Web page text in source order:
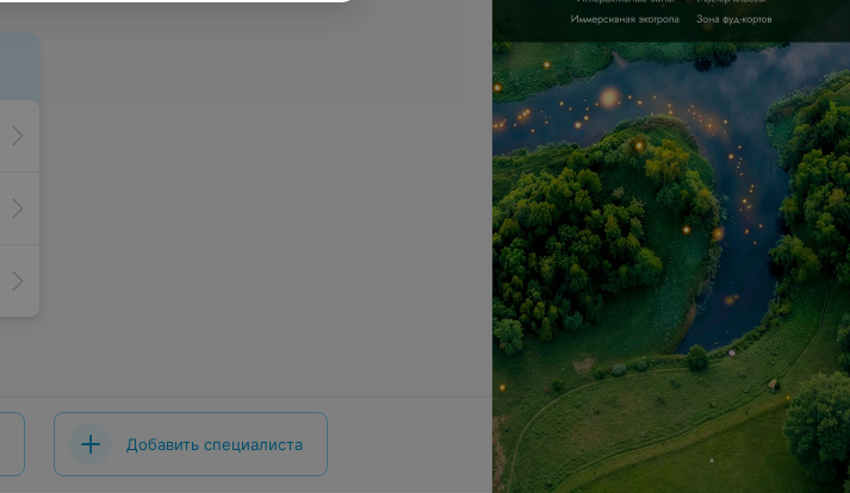
Добавить специалиста